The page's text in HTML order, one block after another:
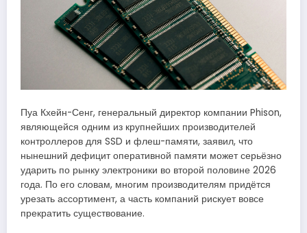
Пуа Кхейн-Сенг, генеральный директор компании Phison,
являющейся одним из крупнейших производителей
контроллеров для SSD и флеш-памяти, заявил, что
нынешний дефицит оперативной памяти может серьёзно
ударить по рынку электроники во второй половине 2026
года. По его словам, многим производителям придётся
урезать ассортимент, а часть компаний рискует вовсе
прекратить существование.